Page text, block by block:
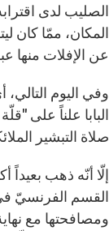
الصليب لدى
المكان، ممّا كان
عن الإفلات منها
البابا علناً على
صلاة التبشير
إلّا أنّه ذهب بعيداً
القسم الفرنسيّ